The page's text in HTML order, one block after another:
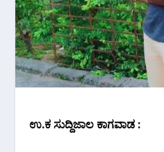
ಉ.ಕ ಸುದ್ದಿಜಾಲ ಕಾಗವಾಡ :